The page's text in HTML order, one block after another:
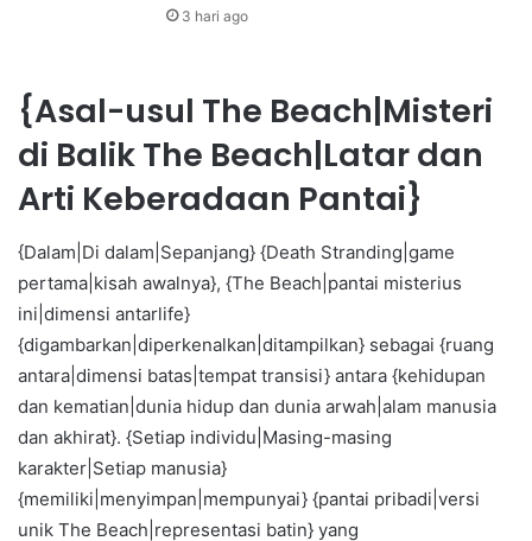
3 hari ago
{Asal-usul The Beach|Misteri
di Balik The Beach|Latar dan
Arti Keberadaan Pantai}
{Dalam|Di dalam|Sepanjang} {Death Stranding|game
pertama|kisah awalnya}, {The Beach|pantai misterius
ini|dimensi antarlife}
{digambarkan|diperkenalkan|ditampilkan} sebagai {ruang
antara|dimensi batas|tempat transisi} antara {kehidupan
dan kematian|dunia hidup dan dunia arwah|alam manusia
dan akhirat}. {Setiap individu|Masing-masing
karakter|Setiap manusia}
{memiliki|menyimpan|mempunyai} {pantai pribadi|versi
unik The Beach|representasi batin} yang